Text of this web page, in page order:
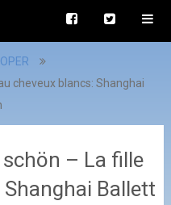
cheveux blancs: Shanghai
– La fille
Ballett